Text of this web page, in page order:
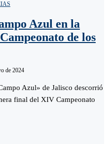
Azul en la
de los
de 2024
Azul» de Jalisco descorrió
final del XIV Campeonato